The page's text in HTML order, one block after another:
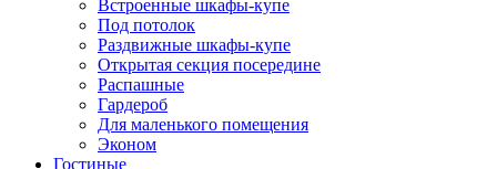
Встроенные шкафы-купе
Под потолок
Раздвижные шкафы-купе
Открытая секция посередине
Распашные
Гардероб
Для маленького помещения
Эконом
Гостиные